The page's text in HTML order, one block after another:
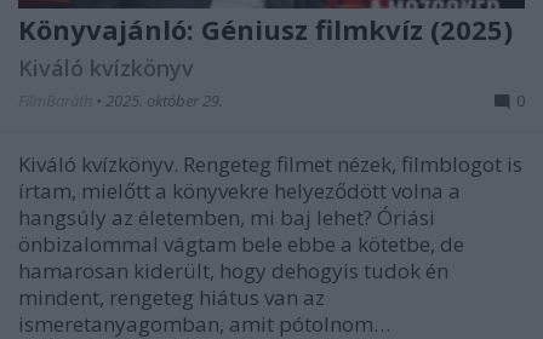
Könyvajánló: Géniusz filmkvíz (2025)
Kiváló kvízkönyv
• 2025. október 29. 0
Kiváló kvízkönyv. Rengeteg filmet nézek, filmblogot is
írtam, mielőtt a könyvekre helyeződött volna a
hangsúly az életemben, mi baj lehet? Óriási
önbizalommal vágtam bele ebbe a kötetbe, de
hamarosan kiderült, hogy dehogyis tudok én
mindent, rengeteg hiátus van az
ismeretanyagomban, amit pótolnom…